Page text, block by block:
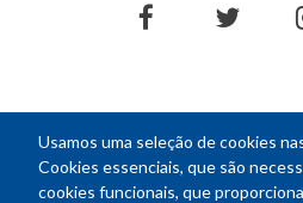
Usamos uma seleção de cookies
Cookies essenciais, que são
cookies funcionais, que
facebook
NEWSLETTER